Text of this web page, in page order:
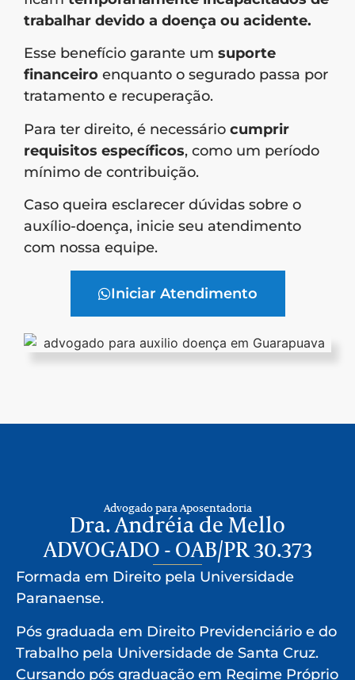
trabalhar devido a doença ou acidente.
Esse benefício garante um suporte
financeiro enquanto o segurado passa por
tratamento e recuperação.
Para ter direito, é necessário cumprir
requisitos específicos, como um período
mínimo de contribuição.
Caso queira esclarecer dúvidas sobre o
auxílio-doença, inicie seu atendimento
com nossa equipe.
Iniciar Atendimento
Advogado para Aposentadoria
Dra. Andréia de Mello
ADVOGADO - OAB/PR 30.373
Formada em Direito pela Universidade
Paranaense.
Pós graduada em Direito Previdenciário e do
Trabalho pela Universidade de Santa Cruz.
Cursando pós graduação em Regime Próprio